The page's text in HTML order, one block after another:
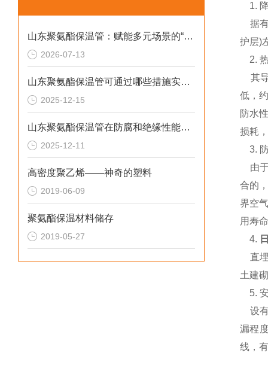
山东聚氨酯保温管：赋能多元场景的“隐形守护者”
2026-07-13
山东聚氨酯保温管可通过哪些措施实现快速施工
2025-12-15
山东聚氨酯保温管在防腐和绝缘性能方面表现优异
2025-12-11
高密度聚乙烯——神奇的塑料
2019-06-09
聚氨酯保温材料储存
2019-05-27
1.
据有
护层)
2. 热
其导
低，
防水
损耗
3. 防
由于
合的
界空
用寿
4.
直埋
土建
5.
设有
漏程
线，